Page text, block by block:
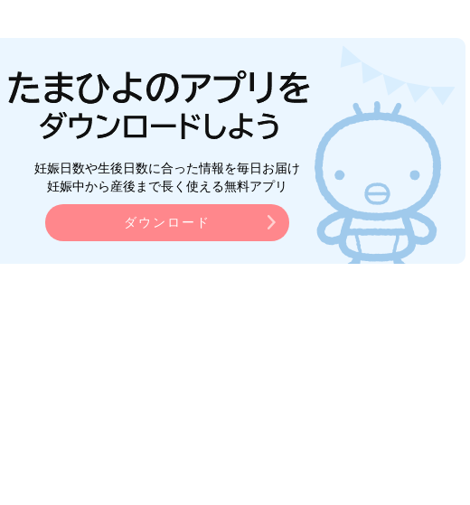
妊娠日数や生後日数に合った情報を毎日お届け
妊娠中から産後まで長く使える無料アプリ
ダウンロード